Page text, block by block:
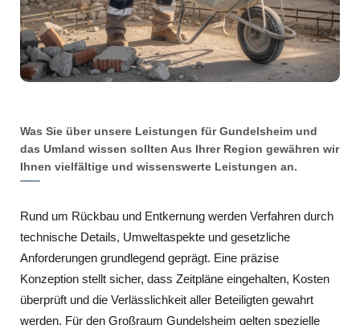
Was Sie über unsere Leistungen für Gundelsheim und
das Umland wissen sollten Aus Ihrer Region gewähren wir
Ihnen vielfältige und wissenswerte Leistungen an.
Rund um Rückbau und Entkernung werden Verfahren durch
technische Details, Umweltaspekte und gesetzliche
Anforderungen grundlegend geprägt. Eine präzise
Konzeption stellt sicher, dass Zeitpläne eingehalten, Kosten
überprüft und die Verlässlichkeit aller Beteiligten gewahrt
werden. Für den Großraum Gundelsheim gelten spezielle